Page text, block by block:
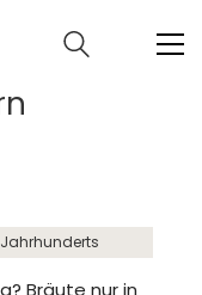
Jahrhunderts